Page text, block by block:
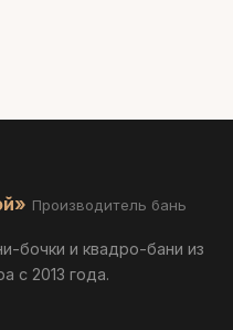
Производитель бань
бочки и квадро-бани из
с 2013 года.